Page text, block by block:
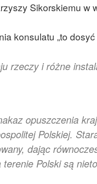
Sikorskiemu w
konsulatu „to
rzeczy i różne
opuszczenia
Polskiej.
dając
Polski są